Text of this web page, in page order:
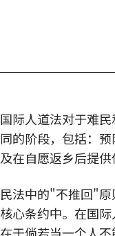
际人道法对于难
的阶段，包括：预
在自愿返乡后提供
法中的"不推回"
心条约中。在国
于倘若当一个人